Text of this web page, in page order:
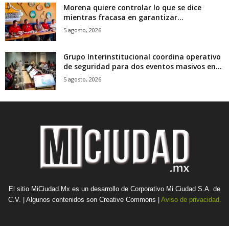
Morena quiere controlar lo que se dice
mientras fracasa en garantizar...
5 agosto, 2026
Grupo Interinstitucional coordina operativo
de seguridad para dos eventos masivos en...
5 agosto, 2026
El sitio MiCiudad.Mx es un desarrollo de Corporativo Mi Ciudad S.A. de
C.V. | Algunos contenidos son Creative Commons | Aviso de privacidad.